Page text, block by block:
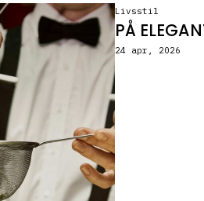
Livsstil
PÅ
24 apr, 2026